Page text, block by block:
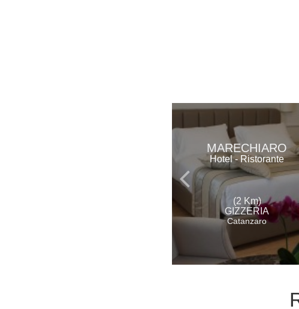
MARECHIARO
Hotel - Ristorante
(2 Km)
GIZZERIA
Catanzaro